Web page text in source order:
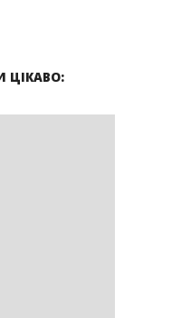
ЦІКАВО: